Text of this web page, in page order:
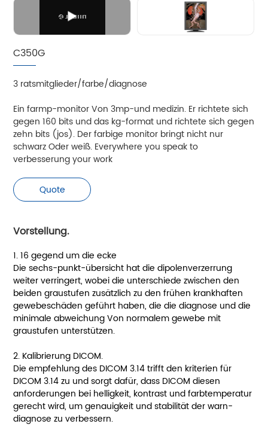
C350G
3 ratsmitglieder/farbe/diagnose
Ein farmp-monitor Von 3mp-und medizin. Er richtete sich
gegen 160 bits und das kg-format und richtete sich gegen
zehn bits (jos). Der farbige monitor bringt nicht nur
schwarz Oder weiß. Everywhere you speak to
verbesserung your work
Quote
Vorstellung.
1. 16 gegend um die ecke
Die sechs-punkt-übersicht hat die dipolenverzerrung
weiter verringert, wobei die unterschiede zwischen den
beiden graustufen zusätzlich zu den frühen krankhaften
gewebeschäden geführt haben, die die diagnose und die
minimale abweichung Von normalem gewebe mit
graustufen unterstützen.
2. Kalibrierung DICOM.
Die empfehlung des DICOM 3.14 trifft den kriterien für
DICOM 3.14 zu und sorgt dafür, dass DICOM diesen
anforderungen bei helligkeit, kontrast und farbtemperatur
gerecht wird, um genauigkeit und stabilität der warn-
diagnose zu verbessern.